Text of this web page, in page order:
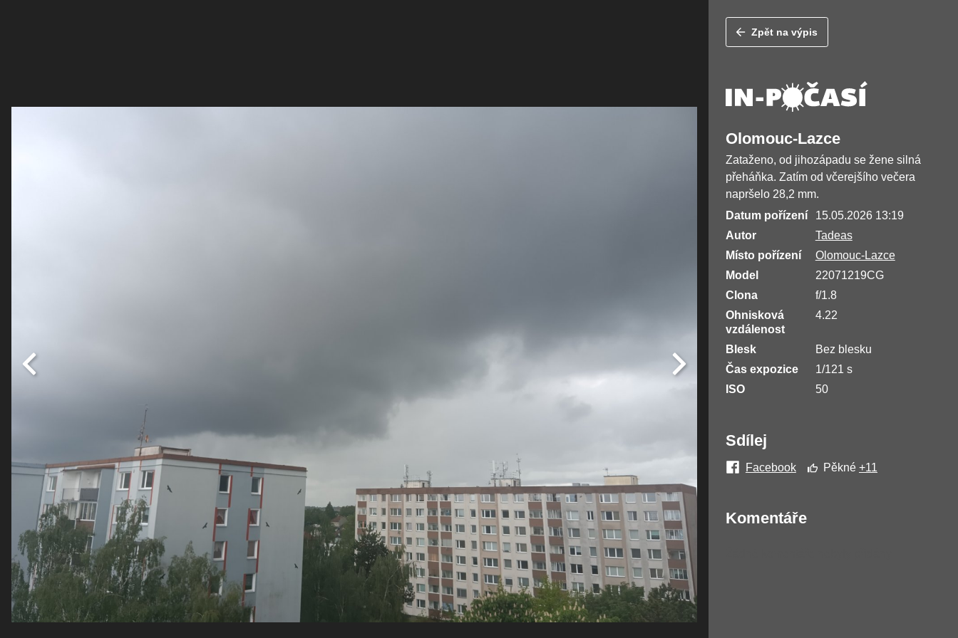
Zpět na výpis
Olomouc-Lazce
Zataženo, od jihozápadu se žene silná
přeháňka. Zatím od včerejšího večera
napršelo 28,2 mm.
Datum pořízení
15.05.2026 13:19
Autor
Tadeas
Místo pořízení
Olomouc-Lazce
Model
22071219CG
Clona
f/1.8
Ohnisková
vzdálenost
4.22
Blesk
Bez blesku
Čas expozice
1/121 s
ISO
50
Sdílej
Facebook Pěkné +11
Komentáře